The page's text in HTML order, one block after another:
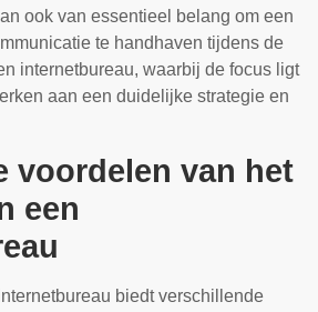
ook van essentieel belang om een
te handhaven tijdens de
internetbureau, waarbij de focus ligt
aan een duidelijke strategie en
voordelen van het
een
biedt verschillende